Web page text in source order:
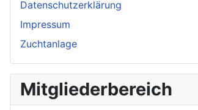
Datenschutzerklärung
Impressum
Zuchtanlage
Mitgliederbereich